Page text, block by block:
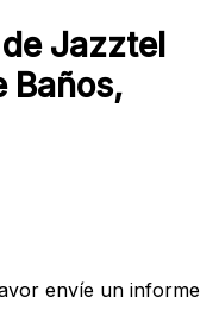
Jazztel
Baños,
envíe un informe